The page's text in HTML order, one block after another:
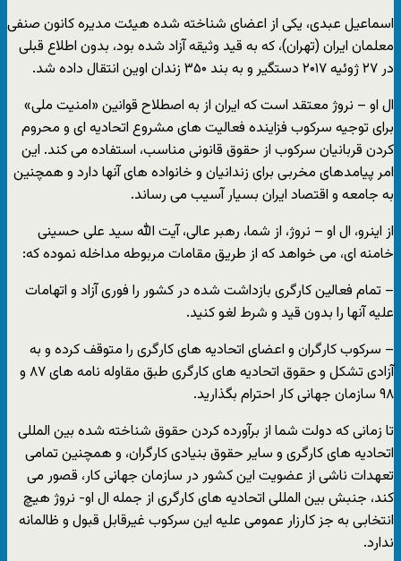
اسماعیل عبدی، یکی از اعضای شناخته شده هیئت مدیره کانون صنفی
معلمان ایران (تهران)، که به قید وثیقه آزاد شده بود، بدون اطلاع قبلی
در ۲۷ ژوئیه ۲۰۱۷ دستگیر و به بند ۳۵۰ زندان اوین انتقال داده شد.
ال او – نروژ معتقد است که ایران از به اصطلاح قوانین «امنیت ملی»
برای توجیه سرکوب فزاینده فعالیت های مشروع اتحادیه ای و محروم
کردن قربانیان سرکوب از حقوق قانونی مناسب، استفاده می کند. این
امر پیامدهای مخربی برای زندانیان و خانواده های آنها دارد و همچنین
به جامعه و اقتصاد ایران بسیار آسیب می رساند.
از اینرو، ال او – نروژ، از شما، رهبر عالی، آیت الله سید علی حسینی
خامنه ای، می خواهد که از طریق مقامات مربوطه مداخله نموده که:
– تمام فعالین کارگری بازداشت شده در کشور را فوری آزاد و اتهامات
علیه آنها را بدون قید و شرط لغو کنید.
– سرکوب کارگران و اعضای اتحادیه های کارگری را متوقف کرده و به
آزادی تشکل و حقوق اتحادیه های کارگری طبق مقاوله نامه های ۸۷ و
۹۸ سازمان جهانی کار احترام بگذارید.
تا زمانی که دولت شما از برآورده کردن حقوق شناخته شده بین المللی
اتحادیه های کارگری و سایر حقوق بنیادی کارگران، و همچنین تمامی
تعهدات ناشی از عضویت این کشور در سازمان جهانی کار، قصور می
کند، جنبش بین المللی اتحادیه های کارگری از جمله ال او- نروژ هیچ
انتخابی به جز کارزار عمومی علیه این سرکوب غیرقابل قبول و ظالمانه
ندارد.